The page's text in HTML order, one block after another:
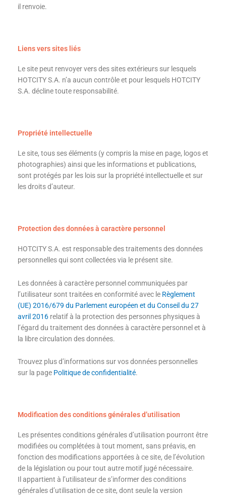
il renvoie.
Liens vers sites liés
Le site peut renvoyer vers des sites extérieurs sur lesquels
HOTCITY S.A. n’a aucun contrôle et pour lesquels HOTCITY
S.A. décline toute responsabilité.
Propriété intellectuelle
Le site, tous ses éléments (y compris la mise en page, logos et
photographies) ainsi que les informations et publications,
sont protégés par les lois sur la propriété intellectuelle et sur
les droits d’auteur.
Protection des données à caractère personnel
HOTCITY S.A. est responsable des traitements des données
personnelles qui sont collectées via le présent site.
Les données à caractère personnel communiquées par
l’utilisateur sont traitées en conformité avec le Règlement
(UE) 2016/679 du Parlement européen et du Conseil du 27
avril 2016 relatif à la protection des personnes physiques à
l’égard du traitement des données à caractère personnel et à
la libre circulation des données.
Trouvez plus d’informations sur vos données personnelles
sur la page Politique de confidentialité.
Modification des conditions générales d’utilisation
Les présentes conditions générales d’utilisation pourront être
modifiées ou complétées à tout moment, sans préavis, en
fonction des modifications apportées à ce site, de l’évolution
de la législation ou pour tout autre motif jugé nécessaire.
Il appartient à l’utilisateur de s’informer des conditions
générales d’utilisation de ce site, dont seule la version